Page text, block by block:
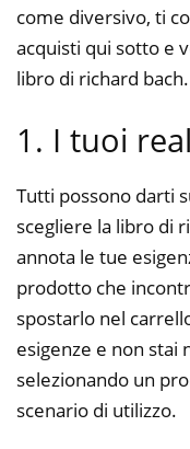
come diversivo, ti
acquisti qui sotto e
libro di richard bach.
1. I tuoi
Tutti possono darti
scegliere la libro di
annota le tue
prodotto che
spostarlo nel
esigenze e non
selezionando un
scenario di utilizzo.